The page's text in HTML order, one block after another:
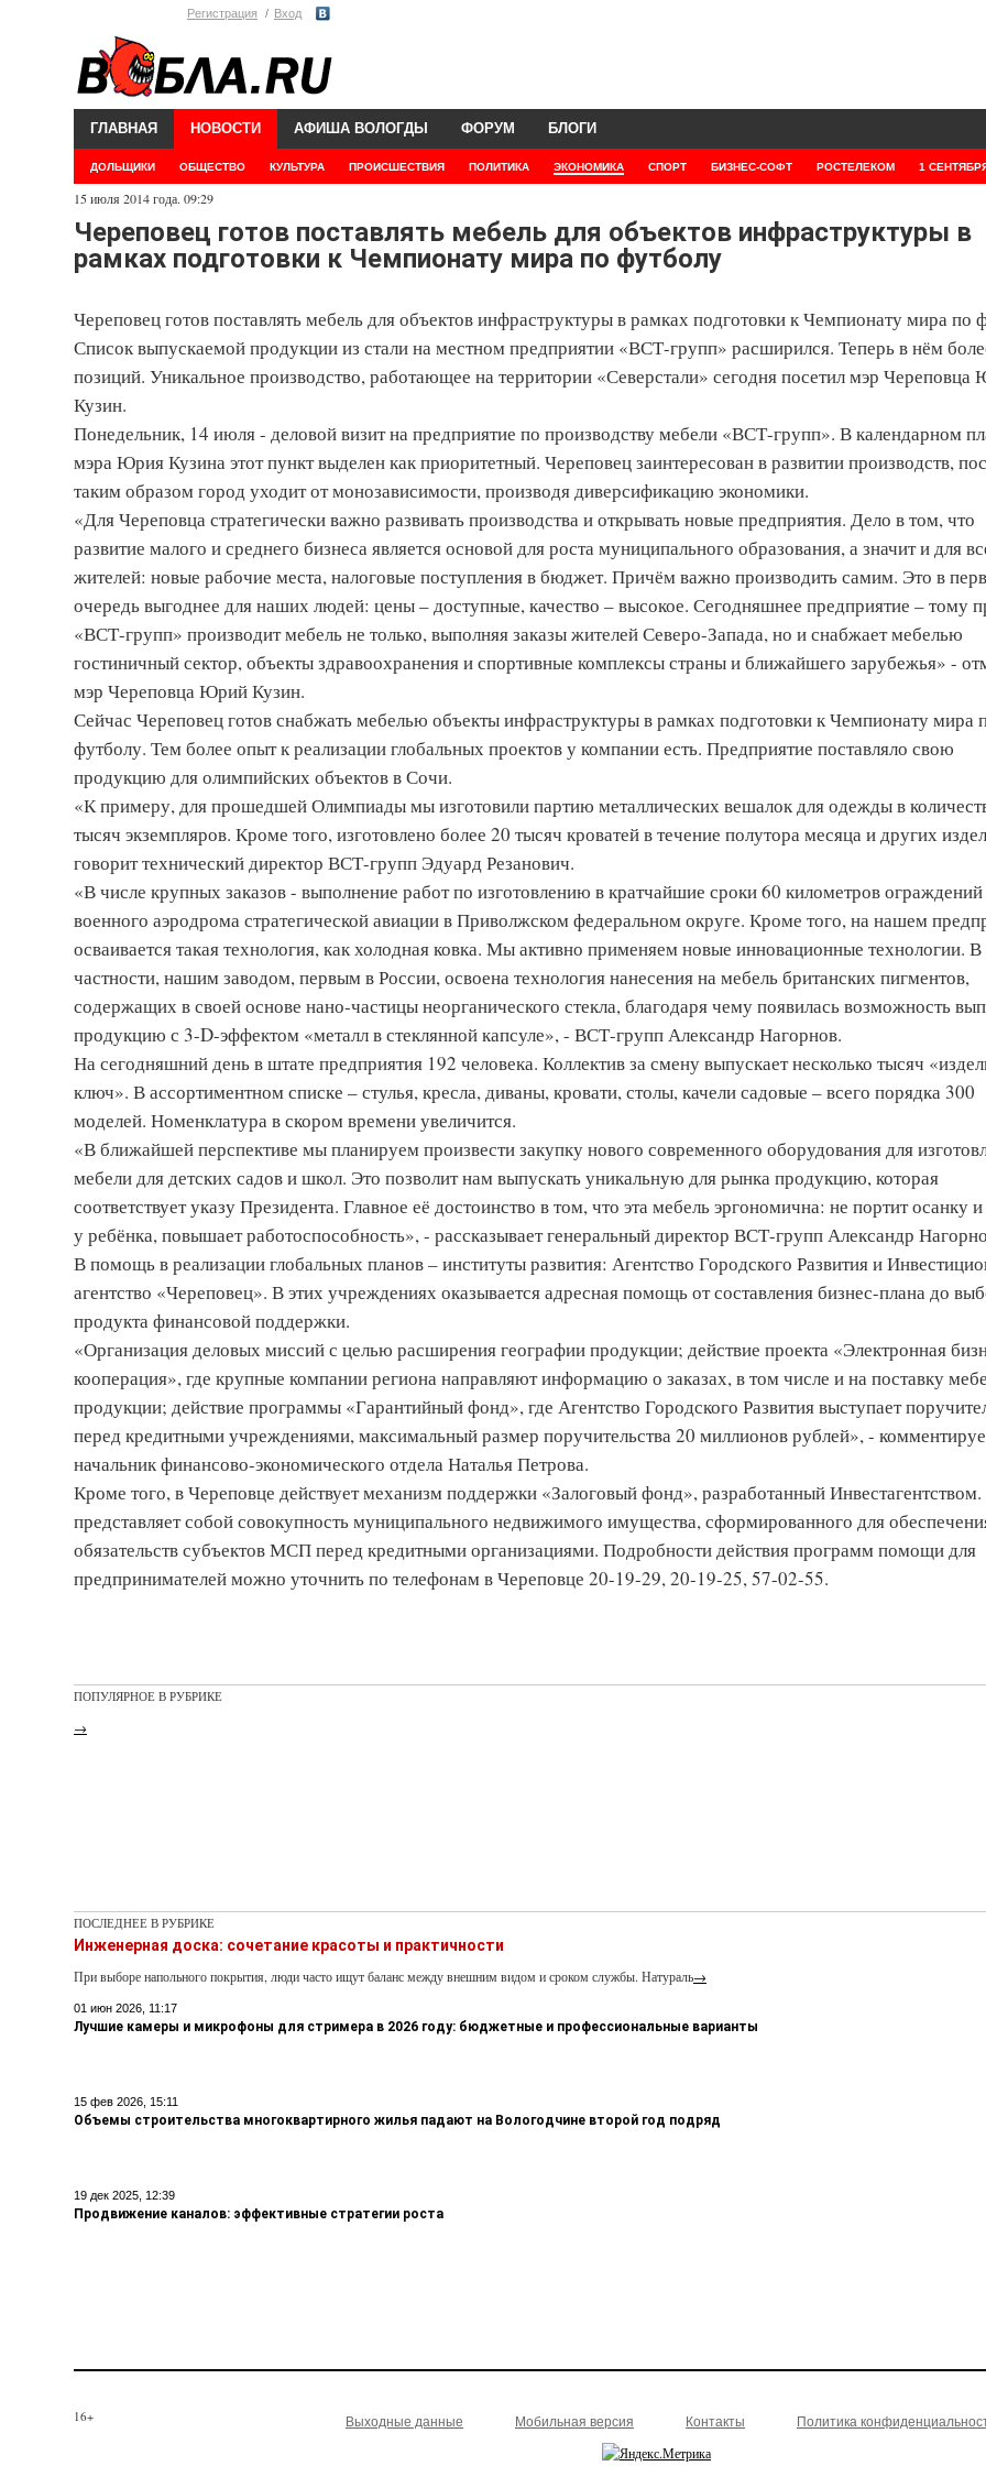
Регистрация Вход
ГЛАВНАЯ НОВОСТИ
ДОЛЬЩИКИ ОБЩЕСТВО КУЛЬТУРА ПРОИСШЕСТВИЯ ПОЛИТИКА ЭКОНОМИКА СПОРТ БИЗНЕС-СОФТ РОСТЕЛЕКОМ 1
АФИША ВОЛОГДЫ ФОРУМ БЛОГИ
15 июля 2014 года. 09:29
Череповец готов поставлять мебель для объектов инфраструктуры в
рамках подготовки к Чемпионату мира по футболу
Череповец готов поставлять мебель для объектов инфраструктуры в рамках подготовки к Чемпионату мира по
Список выпускаемой продукции из стали на местном предприятии «ВСТ-групп» расширился. Теперь в нём
позиций. Уникальное производство, работающее на территории «Северстали» сегодня посетил мэр Череповца
Кузин.
Понедельник, 14 июля - деловой визит на предприятие по производству мебели «ВСТ-групп». В календарном
мэра Юрия Кузина этот пункт выделен как приоритетный. Череповец заинтересован в развитии производств,
таким образом город уходит от монозависимости, производя диверсификацию экономики.
«Для Череповца стратегически важно развивать производства и открывать новые предприятия. Дело в том, что
развитие малого и среднего бизнеса является основой для роста муниципального образования, а значит и для
жителей: новые рабочие места, налоговые поступления в бюджет. Причём важно производить самим. Это в
очередь выгоднее для наших людей: цены – доступные, качество – высокое. Сегодняшнее предприятие – тому
«ВСТ-групп» производит мебель не только, выполняя заказы жителей Северо-Запада, но и снабжает мебелью
гостиничный сектор, объекты здравоохранения и спортивные комплексы страны и ближайшего зарубежья» -
мэр Череповца Юрий Кузин.
Сейчас Череповец готов снабжать мебелью объекты инфраструктуры в рамках подготовки к Чемпионату мира
футболу. Тем более опыт к реализации глобальных проектов у компании есть. Предприятие поставляло свою
продукцию для олимпийских объектов в Сочи.
«К примеру, для прошедшей Олимпиады мы изготовили партию металлических вешалок для одежды в
тысяч экземпляров. Кроме того, изготовлено более 20 тысяч кроватей в течение полутора месяца и других
говорит технический директор ВСТ-групп Эдуард Резанович.
«В числе крупных заказов - выполнение работ по изготовлению в кратчайшие сроки 60 километров
военного аэродрома стратегической авиации в Приволжском федеральном округе. Кроме того, на нашем
осваивается такая технология, как холодная ковка. Мы активно применяем новые инновационные технологии. В
частности, нашим заводом, первым в России, освоена технология нанесения на мебель британских пигментов,
содержащих в своей основе нано-частицы неорганического стекла, благодаря чему появилась возможность
продукцию с 3-D-эффектом «металл в стеклянной капсуле», - ВСТ-групп Александр Нагорнов.
На сегодняшний день в штате предприятия 192 человека. Коллектив за смену выпускает несколько тысяч
ключ». В ассортиментном списке – стулья, кресла, диваны, кровати, столы, качели садовые – всего порядка 300
моделей. Номенклатура в скором времени увеличится.
«В ближайшей перспективе мы планируем произвести закупку нового современного оборудования для
мебели для детских садов и школ. Это позволит нам выпускать уникальную для рынка продукцию, которая
соответствует указу Президента. Главное её достоинство в том, что эта мебель эргономична: не портит осанку
у ребёнка, повышает работоспособность», - рассказывает генеральный директор ВСТ-групп Александр
В помощь в реализации глобальных планов – институты развития: Агентство Городского Развития и
агентство «Череповец». В этих учреждениях оказывается адресная помощь от составления бизнес-плана до
продукта финансовой поддержки.
«Организация деловых миссий с целью расширения географии продукции; действие проекта «Электронная
кооперация», где крупные компании региона направляют информацию о заказах, в том числе и на поставку
продукции; действие программы «Гарантийный фонд», где Агентство Городского Развития выступает
перед кредитными учреждениями, максимальный размер поручительства 20 миллионов рублей», -
начальник финансово-экономического отдела Наталья Петрова.
Кроме того, в Череповце действует механизм поддержки «Залоговый фонд», разработанный
представляет собой совокупность муниципального недвижимого имущества, сформированного для
обязательств субъектов МСП перед кредитными организациями. Подробности действия программ помощи для
предпринимателей можно уточнить по телефонам в Череповце 20-19-29, 20-19-25, 57-02-55.
ПОПУЛЯРНОЕ В РУБРИКЕ
→
ПОСЛЕДНЕЕ В РУБРИКЕ
Инженерная доска: сочетание красоты и практичности
При выборе напольного покрытия, люди часто ищут баланс между внешним видом и сроком службы. Натураль→
01 июн 2026, 11:17
Лучшие камеры и микрофоны для стримера в 2026 году: бюджетные и профессиональные варианты
15 фев 2026, 15:11
Объемы строительства многоквартирного жилья падают на Вологодчине второй год подряд
19 дек 2025, 12:39
Продвижение каналов: эффективные стратегии роста
16+ Выходные данные Мобильная версия Контакты Политика